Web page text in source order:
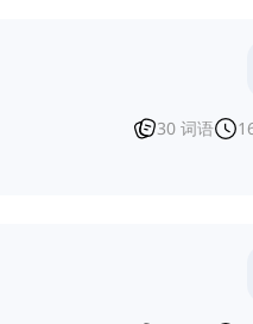
30 词语